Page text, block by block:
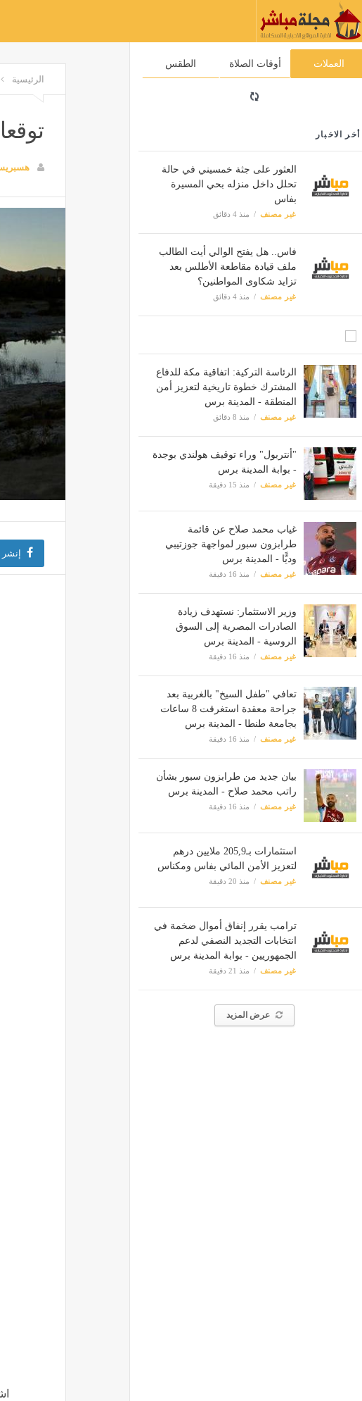
العملات أوقات الصلاة الطقس
أخر الاخبار
العثور على جثة خمسيني في حالة
تحلل داخل منزله بحي المسيرة
بفاس
غير مصنف منذ 4 دقائق
فاس.. هل يفتح الوالي أيت الطالب
ملف قيادة مقاطعة الأطلس بعد
تزايد شكاوى المواطنين؟
غير مصنف منذ 4 دقائق
الرئاسة التركية: اتفاقية مكة للدفاع
المشترك خطوة تاريخية لتعزيز أمن
المنطقة - المدينة برس
غير مصنف منذ 8 دقائق
"أنتربول" وراء توقيف هولندي بوجدة
- بوابة المدينة برس
غير مصنف منذ 15 دقيقة
غياب محمد صلاح عن قائمة
طرابزون سبور لمواجهة جوزتيبي
وديًّا - المدينة برس
غير مصنف منذ 16 دقيقة
وزير الاستثمار: نستهدف زيادة
الصادرات المصرية إلى السوق
الروسية - المدينة برس
غير مصنف منذ 16 دقيقة
تعافي "طفل السيخ" بالغربية بعد
جراحة معقدة استغرقت 8 ساعات
بجامعة طنطا - المدينة برس
غير مصنف منذ 16 دقيقة
بيان جديد من طرابزون سبور بشأن
راتب محمد صلاح - المدينة برس
غير مصنف منذ 16 دقيقة
استثمارات بـ205,9 ملايين درهم
لتعزيز الأمن المائي بفاس ومكناس
غير مصنف منذ 20 دقيقة
ترامب يقرر إنفاق أموال ضخمة في
انتخابات التجديد النصفي لدعم
الجمهوريين - بوابة المدينة برس
غير مصنف منذ 21 دقيقة
عرض المزيد
الرئيسية